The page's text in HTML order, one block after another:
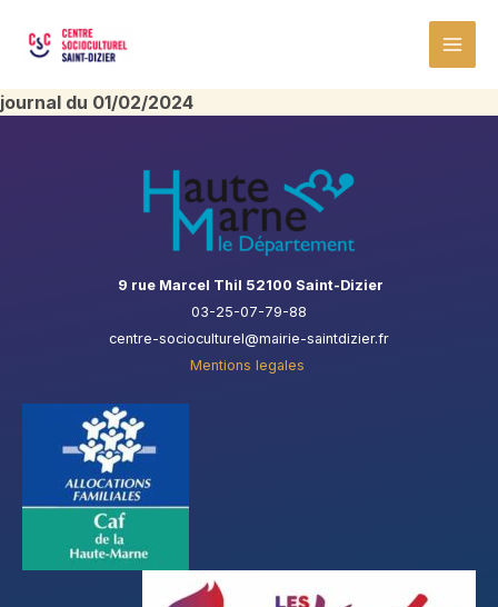
contenu
journal du 01/02/2024
9 rue Marcel Thil 52100 Saint-Dizier
03-25-07-79-88
centre-socioculturel@mairie-saintdizier.fr
Mentions legales